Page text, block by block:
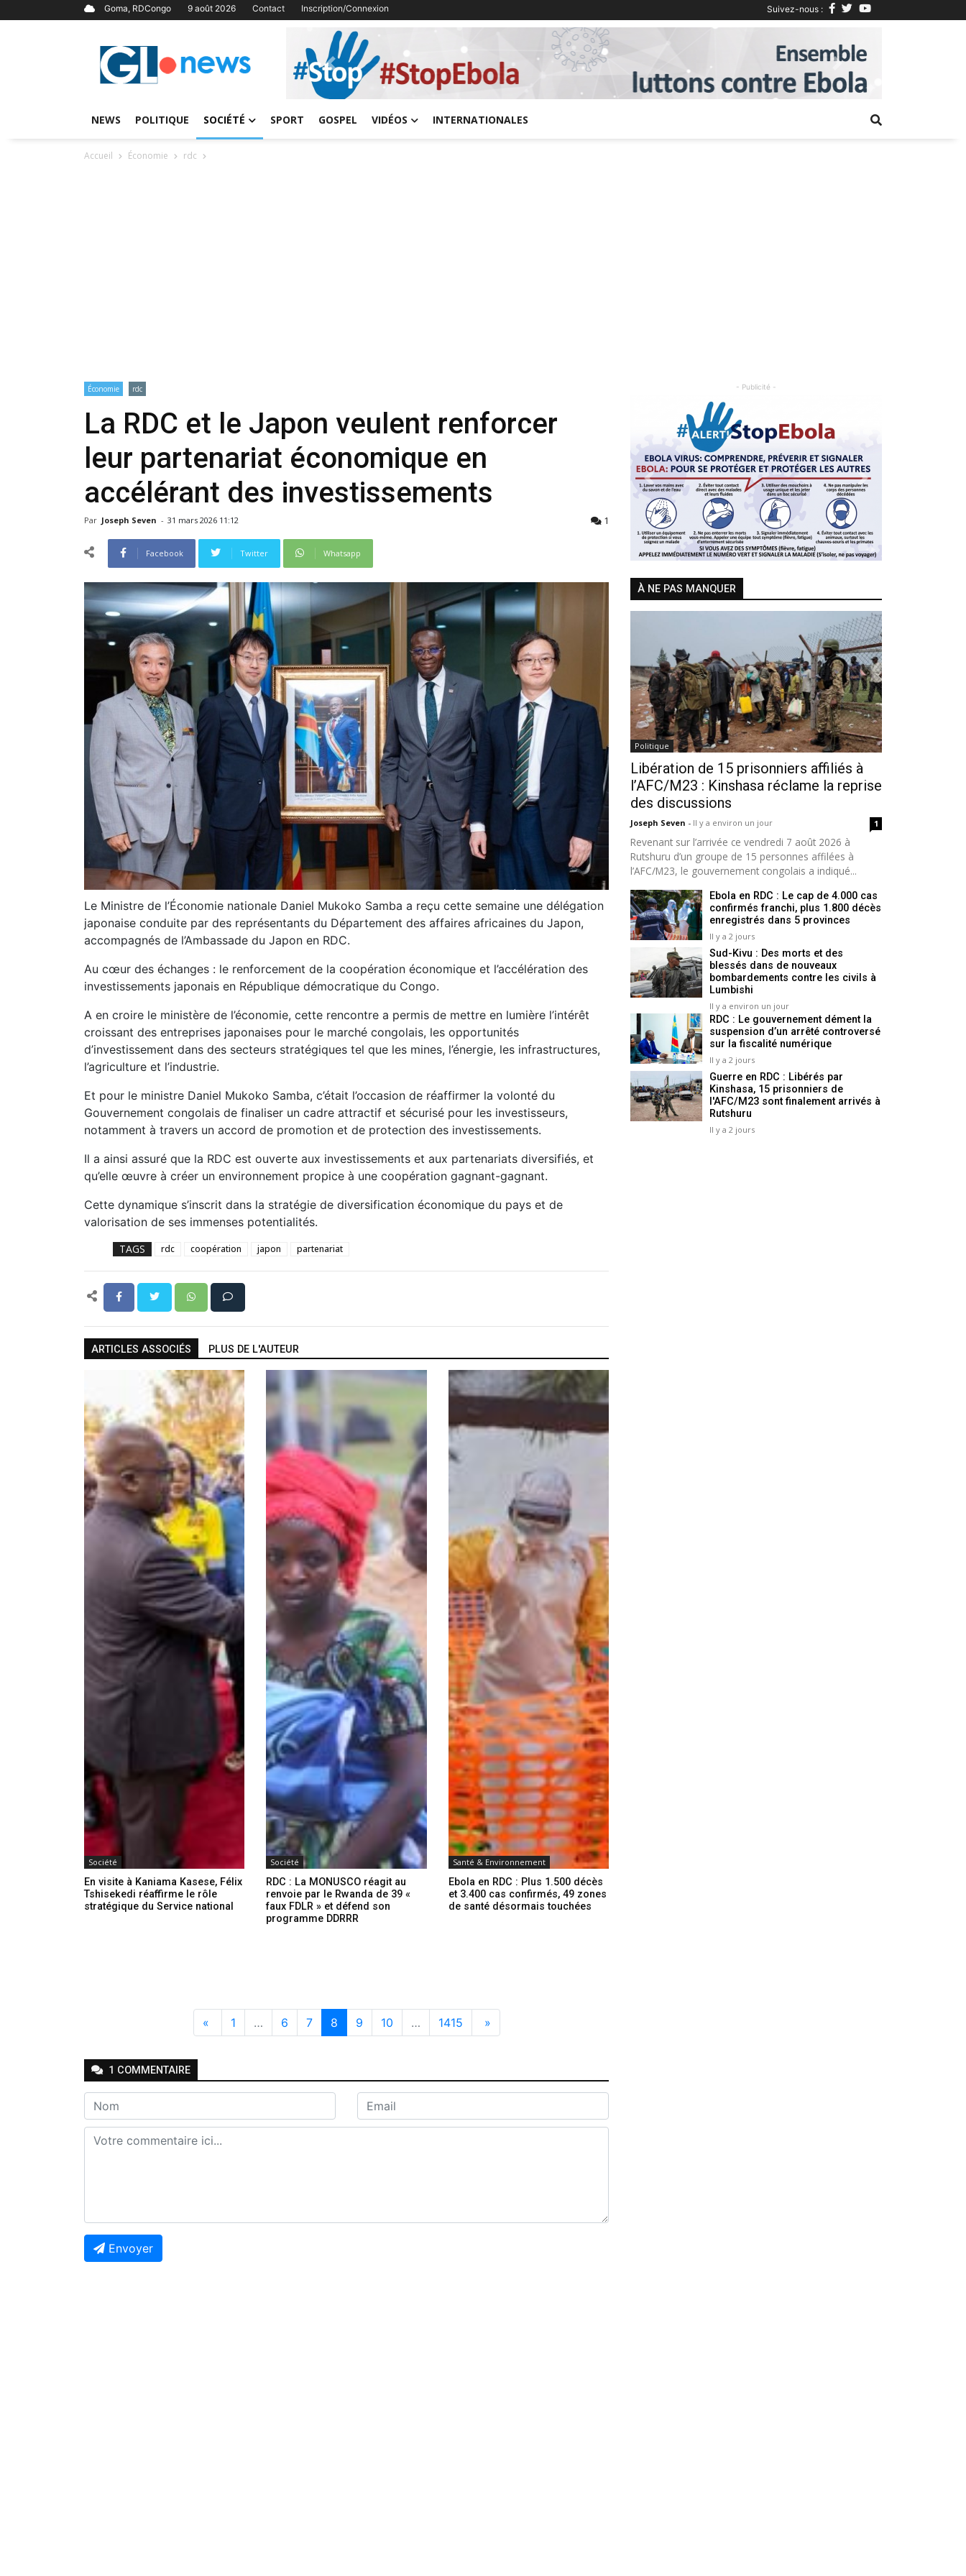
Goma, RDCongo 9 août 2026 Contact Inscription/Connexion Suivez-nous :
Previous Next
NEWS POLITIQUE SOCIÉTÉ SPORT GOSPEL VIDÉOS INTERNATIONALES
Accueil Économie rdc
Économie rdc
La RDC et le Japon veulent renforcer
leur partenariat économique en
accélérant des investissements
Par Joseph Seven - 31 mars 2026 11:12 1
Facebook Twitter Whatsapp
Le Ministre de l’Économie nationale Daniel Mukoko Samba a reçu cette semaine une délégation
japonaise conduite par des représentants du Département des affaires africaines du Japon,
accompagnés de l’Ambassade du Japon en RDC.
Au cœur des échanges : le renforcement de la coopération économique et l’accélération des
investissements japonais en République démocratique du Congo.
A en croire le ministère de l’économie, cette rencontre a permis de mettre en lumière l’intérêt
croissant des entreprises japonaises pour le marché congolais, les opportunités
d’investissement dans des secteurs stratégiques tel que les mines, l’énergie, les infrastructures,
l’agriculture et l’industrie.
Et pour le ministre Daniel Mukoko Samba, c’était l’occasion de réaffirmer la volonté du
Gouvernement congolais de finaliser un cadre attractif et sécurisé pour les investisseurs,
notamment à travers un accord de promotion et de protection des investissements.
Il a ainsi assuré que la RDC est ouverte aux investissements et aux partenariats diversifiés, et
qu’elle œuvre à créer un environnement propice à une coopération gagnant-gagnant.
Cette dynamique s’inscrit dans la stratégie de diversification économique du pays et de
valorisation de ses immenses potentialités.
TAGS rdc coopération japon partenariat
ARTICLES ASSOCIÉS PLUS DE L'AUTEUR
Société
En visite à Kaniama Kasese, Félix
Tshisekedi réaffirme le rôle
stratégique du Service national
Société
RDC : La MONUSCO réagit au
renvoie par le Rwanda de 39 «
faux FDLR » et défend son
programme DDRRR
Santé & Environnement
Ebola en RDC : Plus 1.500 décès
et 3.400 cas confirmés, 49 zones
de santé désormais touchées
« 1 … 6 7 8 9 10 … 1415 »
1 COMMENTAIRE
Envoyer
- Publicité -
Previous Next
À NE PAS MANQUER
Politique
Libération de 15 prisonniers affiliés à
l’AFC/M23 : Kinshasa réclame la reprise
des discussions
Joseph Seven - Il y a environ un jour 1
Revenant sur l’arrivée ce vendredi 7 août 2026 à
Rutshuru d’un groupe de 15 personnes affilées à
l’AFC/M23, le gouvernement congolais a indiqué...
Ebola en RDC : Le cap de 4.000 cas
confirmés franchi, plus 1.800 décès
enregistrés dans 5 provinces
Il y a 2 jours
Sud-Kivu : Des morts et des
blessés dans de nouveaux
bombardements contre les civils à
Lumbishi
Il y a environ un jour
RDC : Le gouvernement dément la
suspension d’un arrêté controversé
sur la fiscalité numérique
Il y a 2 jours
Guerre en RDC : Libérés par
Kinshasa, 15 prisonniers de
l'AFC/M23 sont finalement arrivés à
Rutshuru
Il y a 2 jours